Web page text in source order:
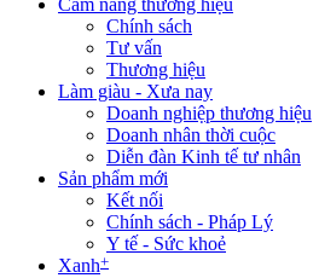
Cẩm nang thương hiệu
Chính sách
Tư vấn
Thương hiệu
Làm giàu - Xưa nay
Doanh nghiệp thương hiệu
Doanh nhân thời cuộc
Diễn đàn Kinh tế tư nhân
Sản phẩm mới
Kết nối
Chính sách - Pháp Lý
Y tế - Sức khoẻ
Xanh+